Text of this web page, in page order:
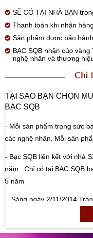
SẼ CÓ TẠI NHÀ BẠN
Thanh toán khi nhận hàng
Sản phẩm được bảo
BẠC SQB nhận cúp
nghệ nhân và thương
Chi
TẠI SAO BẠN CHỌN
BẠC SQB
- Mỗi sản phẩm trang sức
các nghệ nhân. Mỗi sản
- Bạc SQB liên kết với nhà
năm . Chỉ có tại BẠC SQB
5 năm
- Sáng ngày 2/11/2014
dự nằm trong số các
hiệu đẳng cấp – uy tín”
đánh giá của Hội đồng